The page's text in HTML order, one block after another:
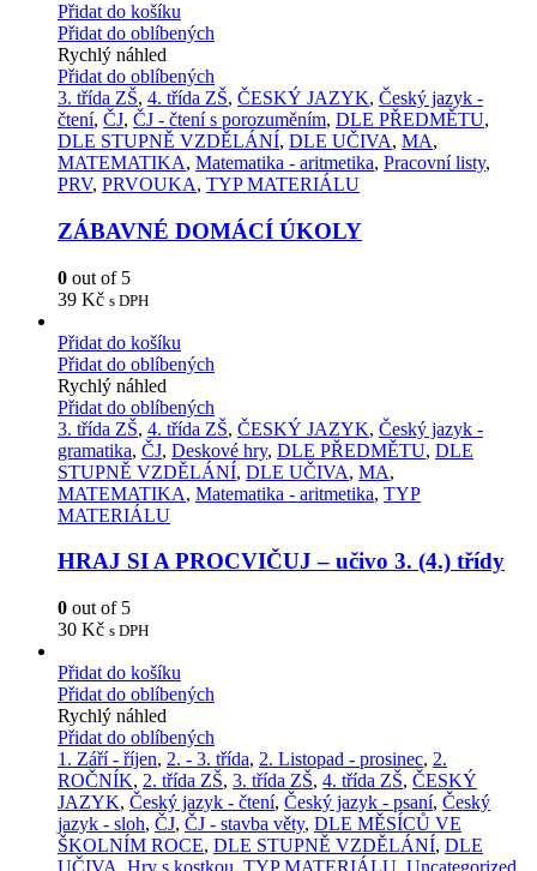
Přidat do košíku
Přidat do oblíbených
Rychlý náhled
Přidat do oblíbených
3. třída ZŠ, 4. třída ZŠ, ČESKÝ JAZYK, Český jazyk -
čtení, ČJ, ČJ - čtení s porozuměním, DLE PŘEDMĚTU,
DLE STUPNĚ VZDĚLÁNÍ, DLE UČIVA, MA,
MATEMATIKA, Matematika - aritmetika, Pracovní listy,
PRV, PRVOUKA, TYP MATERIÁLU
ZÁBAVNÉ DOMÁCÍ ÚKOLY
0 out of 5
39 Kč s DPH
Přidat do košíku
Přidat do oblíbených
Rychlý náhled
Přidat do oblíbených
3. třída ZŠ, 4. třída ZŠ, ČESKÝ JAZYK, Český jazyk -
gramatika, ČJ, Deskové hry, DLE PŘEDMĚTU, DLE
STUPNĚ VZDĚLÁNÍ, DLE UČIVA, MA,
MATEMATIKA, Matematika - aritmetika, TYP
MATERIÁLU
HRAJ SI A PROCVIČUJ – učivo 3. (4.) třídy
0 out of 5
30 Kč s DPH
Přidat do košíku
Přidat do oblíbených
Rychlý náhled
Přidat do oblíbených
1. Září - říjen, 2. - 3. třída, 2. Listopad - prosinec, 2.
ROČNÍK, 2. třída ZŠ, 3. třída ZŠ, 4. třída ZŠ, ČESKÝ
JAZYK, Český jazyk - čtení, Český jazyk - psaní, Český
jazyk - sloh, ČJ, ČJ - stavba věty, DLE MĚSÍCŮ VE
ŠKOLNÍM ROCE, DLE STUPNĚ VZDĚLÁNÍ, DLE
UČIVA Hry s kostkou TYP MATERIÁLU Uncategorized